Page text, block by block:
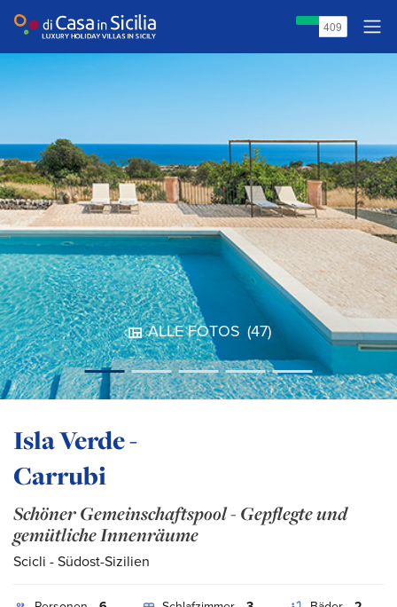
ALLE FOTOS (47)
Isla Verde -
Carrubi
Schöner Gemeinschaftspool - Gepflegte und
gemütliche Innenräume
Scicli - Südost-Sizilien